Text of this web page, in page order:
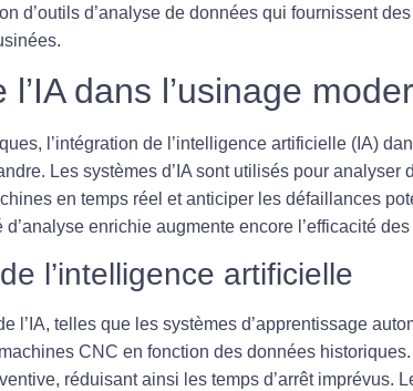
d’outils d’analyse de données qui fournissent
l’IA dans l’usinage
l’intégration de l’intelligence artificielle (IA)
Les systèmes d’IA sont utilisés pour analyser
en temps réel et anticiper les défaillances
enrichie augmente encore l’efficacité
l’intelligence artificielle
l’IA, telles que les systèmes d’apprentissage
CNC en fonction des données
réduisant ainsi les temps d’arrêt imprévus.